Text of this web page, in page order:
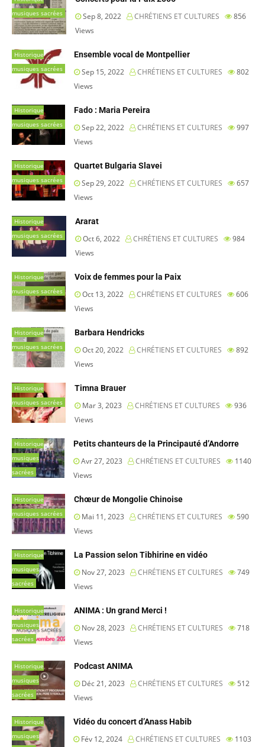
musiques sacrées
Sep 8, 2022 CHRÉTIENS ET CULTURES
856
Views
Historique
musiques sacrées
Ensemble vocal de Montpellier
Sep 15, 2022 CHRÉTIENS ET CULTURES
802
Views
Historique
musiques sacrées
Fado : Maria Pereira
Sep 22, 2022 CHRÉTIENS ET CULTURES
997
Views
Historique
musiques sacrées
Quartet Bulgaria Slavei
Sep 29, 2022 CHRÉTIENS ET CULTURES
657
Views
Historique
musiques sacrées
Ararat
Oct 6, 2022 CHRÉTIENS ET CULTURES
984
Views
Historique
musiques sacrées
Voix de femmes pour la Paix
Oct 13, 2022 CHRÉTIENS ET CULTURES
606
Views
Historique
musiques sacrées
Barbara Hendricks
Oct 20, 2022 CHRÉTIENS ET CULTURES
892
Views
Historique
musiques sacrées
Timna Brauer
Mar 3, 2023 CHRÉTIENS ET CULTURES
936
Views
Historique
musiques
sacrées
Petits chanteurs de la Principauté d’Andorre
Avr 27, 2023 CHRÉTIENS ET CULTURES
1140
Views
Historique
musiques sacrées
Chœur de Mongolie Chinoise
Mai 11, 2023 CHRÉTIENS ET CULTURES
590
Views
Historique
musiques
sacrées
La Passion selon Tibhirine en vidéo
Nov 27, 2023 CHRÉTIENS ET CULTURES
749
Views
Historique
musiques
sacrées
ANIMA : Un grand Merci !
Nov 28, 2023 CHRÉTIENS ET CULTURES
718
Views
Historique
musiques
sacrées
Podcast ANIMA
Déc 21, 2023 CHRÉTIENS ET CULTURES
512
Views
Historique
musiques
Vidéo du concert d’Anass Habib
Fév 12, 2024 CHRÉTIENS ET CULTURES 1103